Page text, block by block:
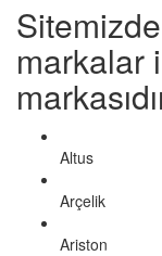
markalar
Altus
Arçelik
Ariston